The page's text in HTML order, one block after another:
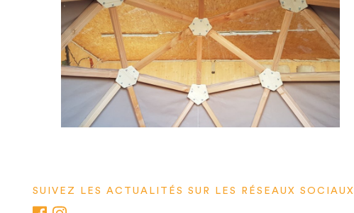
SUIVEZ LES ACTUALITÉS SUR LES RÉSEAUX SOCIAUX